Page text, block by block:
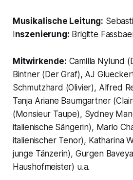
Musikalische Leitung:
nszenierung: Brigitte
Mitwirkende: Camilla Nylund
Bintner (Der Graf), AJ
Schmutzhard (Olivier), Alfred
Tanja Ariane Baumgartner
(Monsieur Taupe), Sydney
italienische Sängerin), Mario
italienischer Tenor), Katharina
junge Tänzerin), Gurgen
Haushofmeister) u.a.